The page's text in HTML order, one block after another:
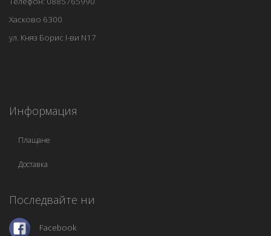
Хасково 6300
ул. Княз Борис I-ви N17
Информация
Плащане
Доставка
Последвайте ни
Facebook